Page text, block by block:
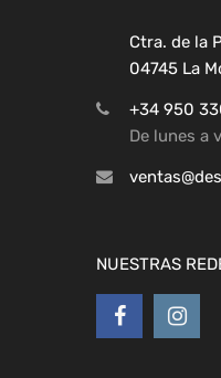
Ctra. de la
04745 La
+34 950
De lunes a
NUESTRAS